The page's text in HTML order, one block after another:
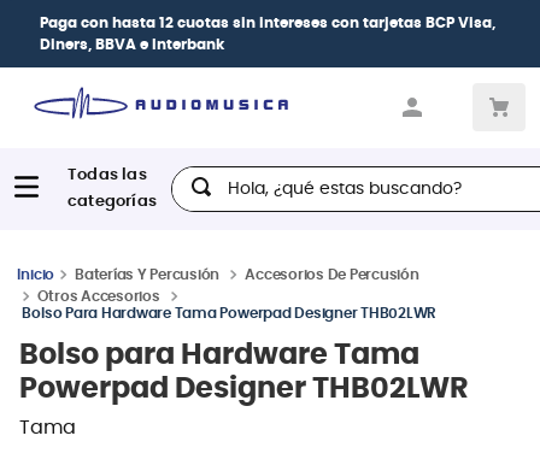
Paga con hasta 12 cuotas sin intereses con tarjetas BCP Visa,
Diners, BBVA e Interbank
Hola, ¿qué estas buscando?
Baterías Y Percusión
Accesorios De Percusión
Otros Accesorios
Bolso Para Hardware Tama Powerpad Designer THB02LWR
Bolso para Hardware Tama
Powerpad Designer THB02LWR
Tama